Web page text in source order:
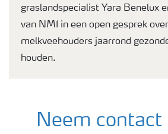
graslandspecialist Yara Benelux
van NMI in een open gesprek
melkveehouders jaarrond
houden.
Neem contact